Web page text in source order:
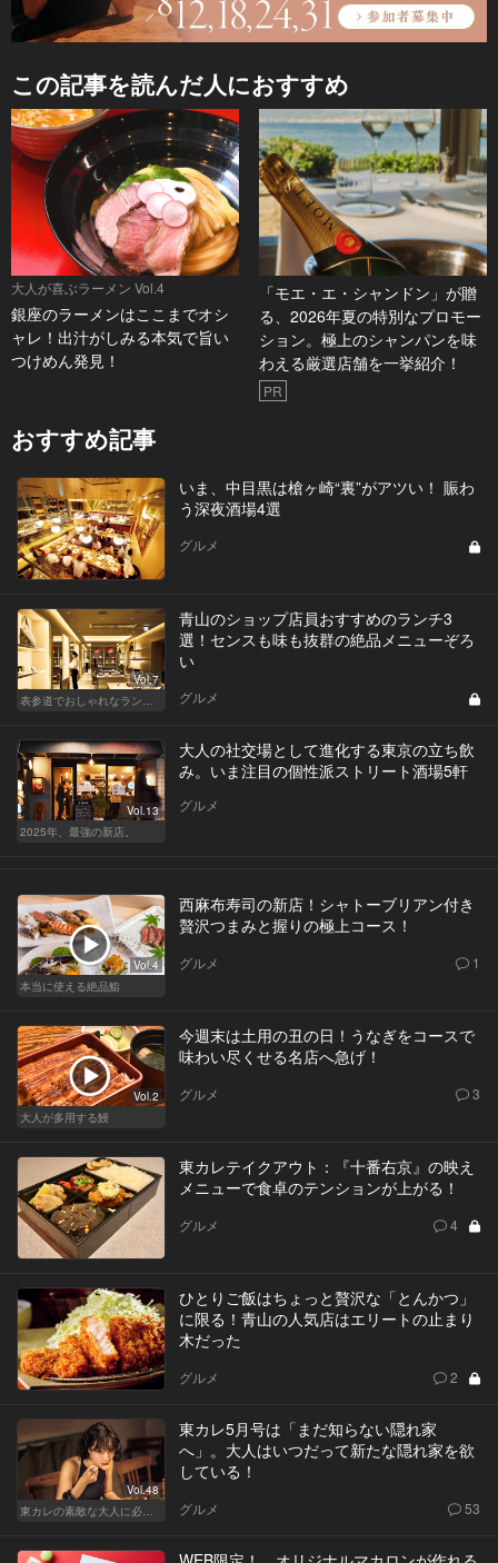
この記事を読んだ人におすすめ
大人が喜ぶラーメン Vol.4
銀座のラーメンはここまでオシ
ャレ！出汁がしみる本気で旨い
つけめん発見！
「モエ・エ・シャンドン」が贈
る、2026年夏の特別なプロモー
ション。極上のシャンパンを味
わえる厳選店舗を一挙紹介！
PR
おすすめ記事
いま、中目黒は槍ヶ崎“裏”がアツい！ 賑わ
う深夜酒場4選
グルメ
Vol.7
表参道でおしゃれなランチ女子会
青山のショップ店員おすすめのランチ3
選！センスも味も抜群の絶品メニューぞろ
い
グルメ
Vol.13
2025年、最強の新店。
大人の社交場として進化する東京の立ち飲
み。いま注目の個性派ストリート酒場5軒
グルメ
Vol.4
本当に使える絶品鮨
西麻布寿司の新店！シャトーブリアン付き
贅沢つまみと握りの極上コース！
グルメ 1
Vol.2
大人が多用する鰻
今週末は土用の丑の日！うなぎをコースで
味わい尽くせる名店へ急げ！
グルメ 3
東カレテイクアウト：『十番右京』の映え
メニューで食卓のテンションが上がる！
グルメ 4
ひとりご飯はちょっと贅沢な「とんかつ」
に限る！青山の人気店はエリートの止まり
木だった
グルメ 2
Vol.48
東カレの素敵な大人に必要なこと
東カレ5月号は「まだ知らない隠れ家
へ」。大人はいつだって新たな隠れ家を欲
している！
グルメ 53